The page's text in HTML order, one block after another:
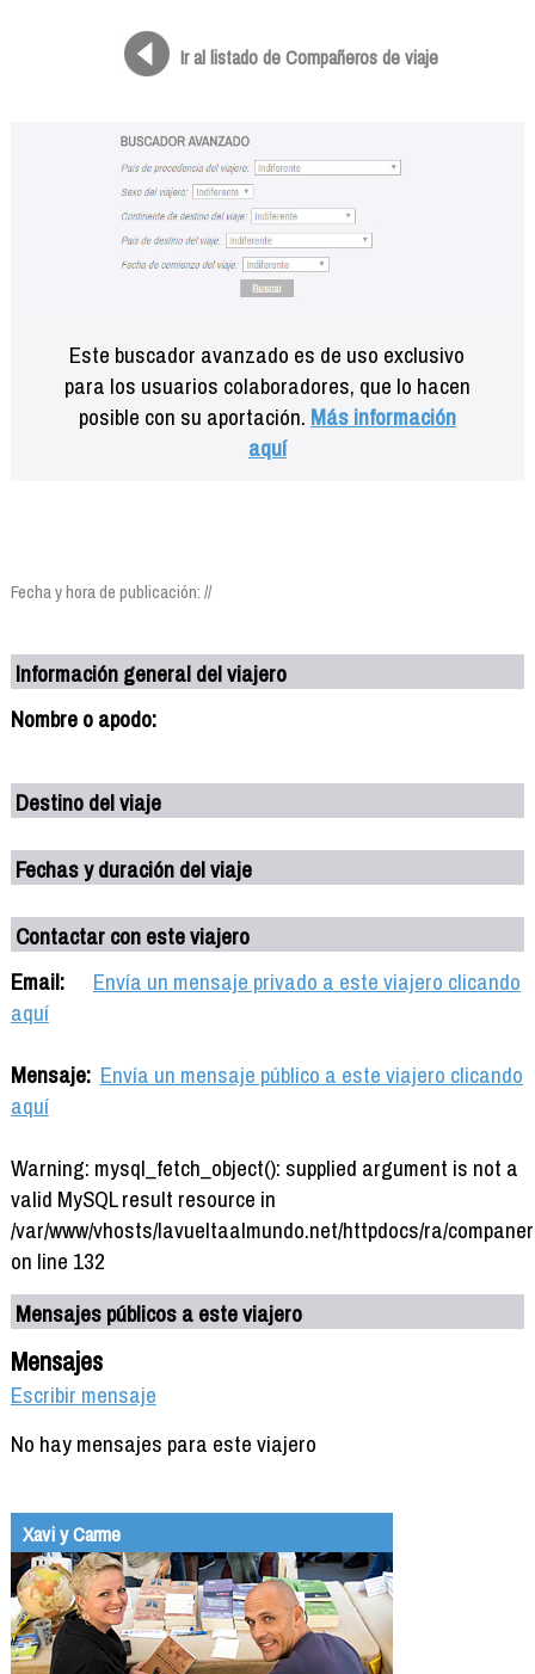
Ir al listado de Compañeros de viaje
Este buscador avanzado es de uso exclusivo
para los usuarios colaboradores, que lo hacen
posible con su aportación. Más información
aquí
Fecha y hora de publicación: //
Información general del viajero
Nombre o apodo:
Destino del viaje
Fechas y duración del viaje
Contactar con este viajero
Email:
Envía un mensaje privado a este viajero clicando
aquí
Mensaje: Envía un mensaje público a este viajero clicando
aquí
Warning: mysql_fetch_object(): supplied argument is not a
valid MySQL result resource in
/var/www/vhosts/lavueltaalmundo.net/httpdocs/ra/
on line 132
Mensajes públicos a este viajero
Mensajes
Escribir mensaje
No hay mensajes para este viajero
Xavi y Carme